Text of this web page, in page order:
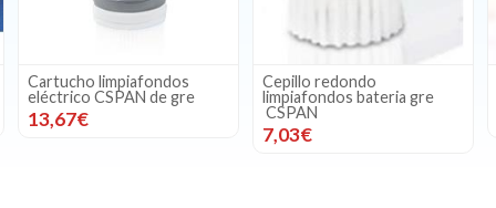
Cepillo redondo
limpiafondos bateria gre
CSPAN
Fltro trasero
bateria gre CSPAN